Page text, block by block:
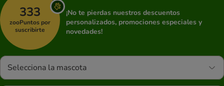
333
zooPuntos por
suscribirte
¡No te pierdas nuestros descuentos
personalizados, promociones especiales y
novedades!
Selecciona la mascota